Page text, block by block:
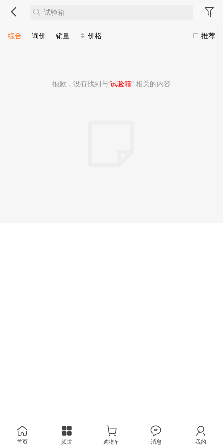
推荐
综合 询价 销量 价格
抱歉，没有找到与“试验箱” 相关的内容
首页 频道 购物车 消息 我的